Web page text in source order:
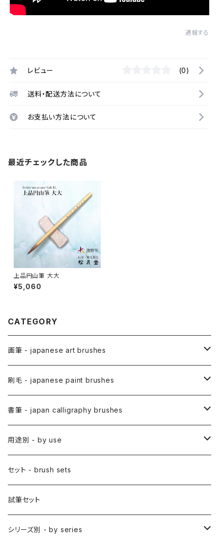
通報する
レビュー (0)
送料・配送方法について
お支払い方法について
最近チェックした商品
上品円山筆 大大
¥5,060
CATEGORY
画筆 - japanese art brushes
アニメ用筆 / ANIME(draw anime)
アニメ用線描筆
アニメ用平筆
絵手紙用筆 / ETEGAMI (pic letter)
彩色筆 / SAISHIKI (color)
面相筆 / MENSO (line,detail)
削用筆 / SAKUYO (all-purpose)
隈取筆 / KUMADORI (blur,color)
刷毛 - japanese paint brushes
絵刷毛 / EBAKE (paint brushs)
日本画用絵刷毛
アニメ用絵刷毛
スリ込刷毛 / SURIKOMIBAKE (stencil)
差指刷毛 / SASHIBAKE (silk dyeing)
梵字筆 / BONJI-FUDE (sanskrit)
料理用刷毛 / RYORIBAKE(kitchen)
書筆 - japan calligraphy brushes
小筆
仮名用
禅シリーズ
用途別 - by use
日本画 - japanese-style painting
水墨画 - japanese ink paint/sumie
アニメ背景美術 - anime background art
セット - brush sets
試筆セット
シリーズ別 - by series